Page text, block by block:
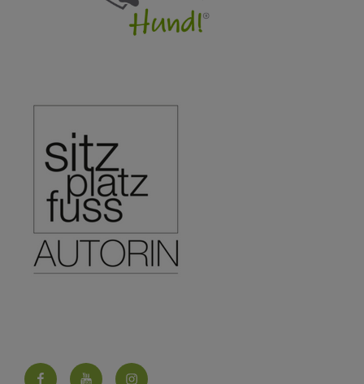
FacebookYouTubeInstagram